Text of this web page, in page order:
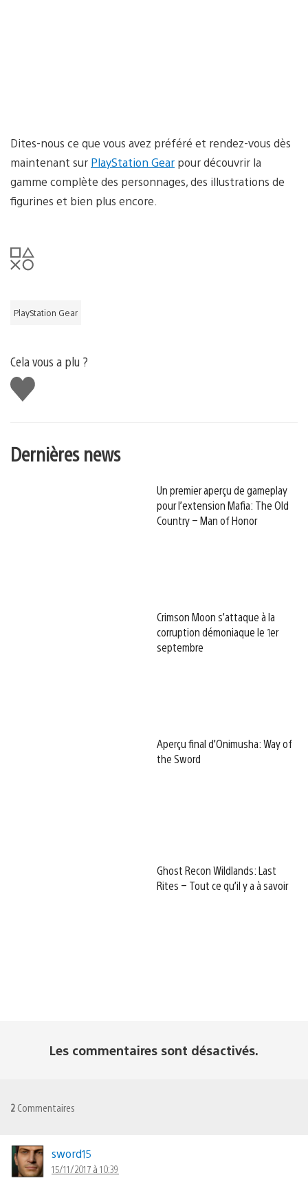
Dites-nous ce que vous avez préféré et rendez-vous dès
maintenant sur PlayStation Gear pour découvrir la
gamme complète des personnages, des illustrations de
figurines et bien plus encore.
PlayStation Gear
Cela vous a plu ?
J'aime
Dernières news
Un premier aperçu de gameplay
pour l’extension Mafia: The Old
Country – Man of Honor
Crimson Moon s’attaque à la
corruption démoniaque le 1er
septembre
Aperçu final d’Onimusha: Way of
the Sword
Ghost Recon Wildlands: Last
Rites – Tout ce qu’il y a à savoir
Les commentaires sont désactivés.
2 Commentaires
sword15
15/11/2017 à 10:39